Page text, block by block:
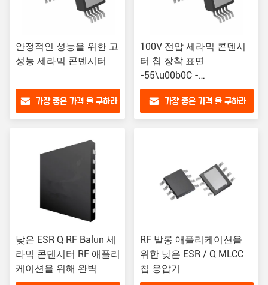
안정적인 성능을 위한 고
성능 세라믹 콘덴시터
가장 좋은 가격 을 구하라
100V 전압 세라믹 콘덴시
터 칩 장착 표면
-55\u00b0C -
125\u00b0C 작동 범위
가장 좋은 가격 을 구하라
낮은 ESR Q RF Balun 세
라믹 콘덴시터 RF 애플리
케이션을 위해 완벽
RF 발롱 애플리케이션을
위한 낮은 ESR / Q MLCC
칩 응압기